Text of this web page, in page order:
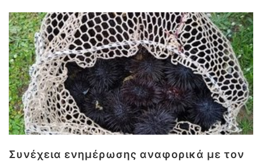
Συνέχεια ενημέρωσης αναφορικά με τον